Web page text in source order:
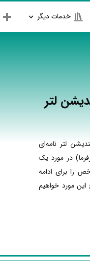
خدمات دیگر
لتر
لتر نامه‌ای
در مورد یک
را برای ادامه
مورد خواهیم